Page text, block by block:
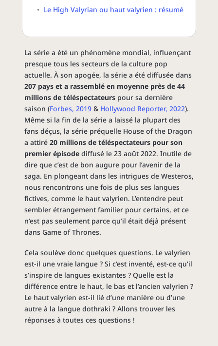
Le High Valyrian ou haut valyrien : résumé
La série a été un phénomène mondial, influençant
presque tous les secteurs de la culture pop
actuelle. À son apogée, la série a été diffusée dans
207 pays et a rassemblé en moyenne près de 44
millions de téléspectateurspour sa dernière
saison (Forbes, 2019& Hollywood Reporter, 2022).
Même si la fin de la série a laissé la plupart des
fans déçus, la série préquelle House of the Dragon
a attiré 20 millions de téléspectateurs pour son
premier épisodediffusé le 23 août 2022. Inutile de
dire que c’est de bon augure pour l’avenir de la
saga. En plongeant dans les intrigues de Westeros,
nous rencontrons une fois de plus ses langues
fictives, comme le haut valyrien. L’entendre peut
sembler étrangement familier pour certains, et ce
n’est pas seulement parce qu’il était déjà présent
dans Game of Thrones.
Cela soulève donc quelques questions. Le valyrien
est-il une vraie langue ? Si c’est inventé, est-ce qu’il
s’inspire de langues existantes ? Quelle est la
différence entre le haut, le bas et l’ancien valyrien ?
Le haut valyrien est-il lié d’une manière ou d’une
autre à la langue dothraki ? Allons trouver les
réponses à toutes ces questions !